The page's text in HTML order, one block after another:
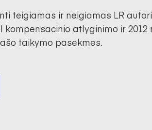
teigiamas ir neigiamas LR
atlyginimo ir 2012
taikymo pasekmes.